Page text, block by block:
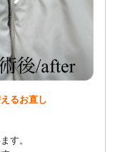
るお直し
す。